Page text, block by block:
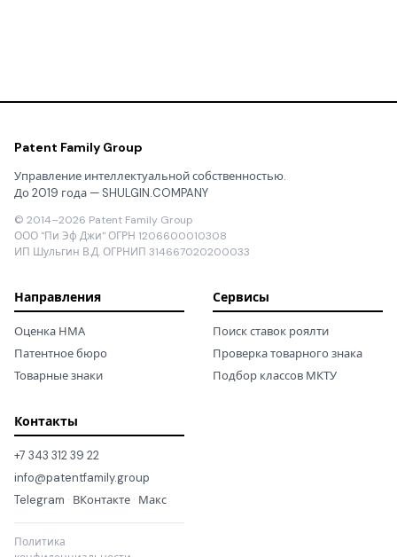
Patent Family Group
Управление интеллектуальной собственностью.
До 2019 года — SHULGIN.COMPANY
© 2014–2026 Patent Family Group
ООО "Пи Эф Джи" ОГРН 1206600010308
ИП Шульгин В.Д. ОГРНИП 314667020200033
Направления
Оценка НМА
Патентное бюро
Товарные знаки
Сервисы
Поиск ставок роялти
Проверка товарного знака
Подбор классов МКТУ
Контакты
+7 343 312 39 22
info@patentfamily.group
Telegram · ВКонтакте · Макс
Политика